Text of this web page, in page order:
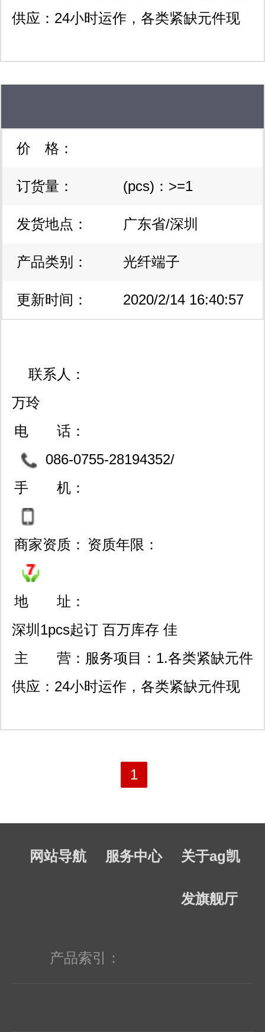
供应：24小时运作，各类紧缺元件现
格优势。提前备货，jit交货，缩短元件
交期。 3.集成电路bom供应：对客户
bom表集成电路元件做集中的长期稳定
的配套供应，保证按客户的生产计划交
余库存处理：提高库存变现率，资金回
笼比率高；降低库存管理成本，增强市
原力达电子同时为电子设计工程师提供
开发及试产服务，为电子工程师迅速引
最新的元器件数据，以及下一代电子元
器件的有效信息。海外超过1000,000
种产品线;所有货物从原厂订购,质量绝
对保证；交货速度快,3-7天国内交货；
无最小量限制：1片起订,灵活包装。当
要求时：请告诉我们您所需的产品及其
制造商（或者
mail:
szyuanlid@szyuanlid.com.cn
我们会把报价、库存情况及交货日期等
价 格：
订货量： (pcs)：>=1
发货地点： 广东省/深圳
产品类别： 光纤端子
更新时间： 2020/2/14 16:40:57
联系人：
万玲
电 话：
086-0755-28194352/
28197027-806/83722245/0
791-86663634
手 机：
商家资质： 资质年限：
地 址：
深圳1pcs起订 百万库存 佳
利科技大厦603
主 营： 服务项目：1.各类紧缺元件
供应：24小时运作，各类紧缺元件现
联合采购渠道，拥有全球最具竞争力价
交期。 3.集成电路bom供应：对客户
bom表集成电路元件做集中的长期稳定
笼比率高；降低库存管理成本，增强市
1
网站导航 服务中心 关于ag凯
发旗舰厅
产品索引：